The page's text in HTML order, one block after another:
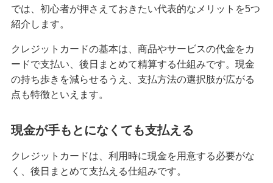
クレジットカードの請求元を調べる方法！明細書
の見方や覚えのない請求への対応も紹介
クレジットカードは何歳から申し込みが可能？審
査に不安なときの対処法も紹介
クレジットカード署名欄のサインが必要な理由
は？書き方や廃止についても解説
では、初心者が押さえておきたい代表的なメリットを5つ
紹介します。
クレジットカードの基本は、商品やサービスの代金をカ
ードで支払い、後日まとめて精算する仕組みです。現金
の持ち歩きを減らせるうえ、支払方法の選択肢が広がる
点も特徴といえます。
現金が手もとになくても支払える
クレジットカードは、利用時に現金を用意する必要がな
く、後日まとめて支払える仕組みです。